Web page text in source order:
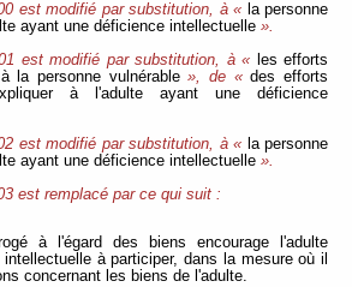
est modifié par substitution, à « la personne
ayant une déficience intellectuelle ».
est modifié par substitution, à «
les efforts
la personne vulnérable», de «des efforts
à l'adulte ayant une déficience
est modifié par substitution, à « la personne
ayant une déficience intellectuelle ».
est remplacé par ce qui suit :
à l'égard des biens encourage l'adulte
à participer, dans la mesure où il
concernant les biens de l'adulte.